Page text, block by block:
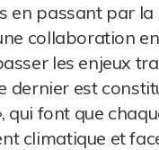
en passant par la
collaboration
les enjeux
dernier est
qui font que
climatique et